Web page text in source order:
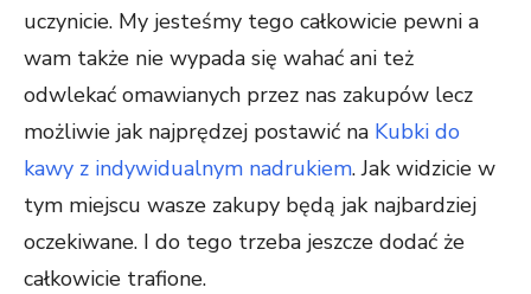
uczynicie. My jesteśmy tego całkowicie pewni a
wam także nie wypada się wahać ani też
odwlekać omawianych przez nas zakupów lecz
możliwie jak najprędzej postawić na Kubki do
kawy z indywidualnym nadrukiem. Jak widzicie w
tym miejscu wasze zakupy będą jak najbardziej
oczekiwane. I do tego trzeba jeszcze dodać że
całkowicie trafione.